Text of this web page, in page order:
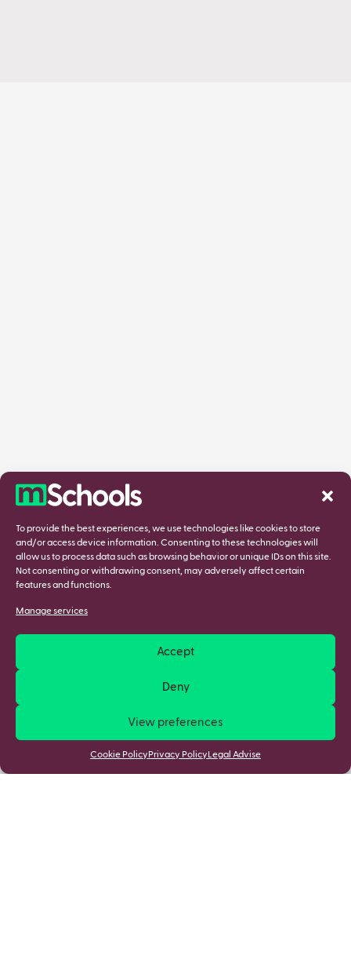
To provide the best experiences, we use technologies like cookies to store
and/or access device information. Consenting to these technologies will
allow us to process data such as browsing behavior or unique IDs on this site.
Not consenting or withdrawing consent, may adversely affect certain
features and functions.
Manage services
Accept
Deny
View preferences
Cookie Policy Privacy Policy Legal Advise